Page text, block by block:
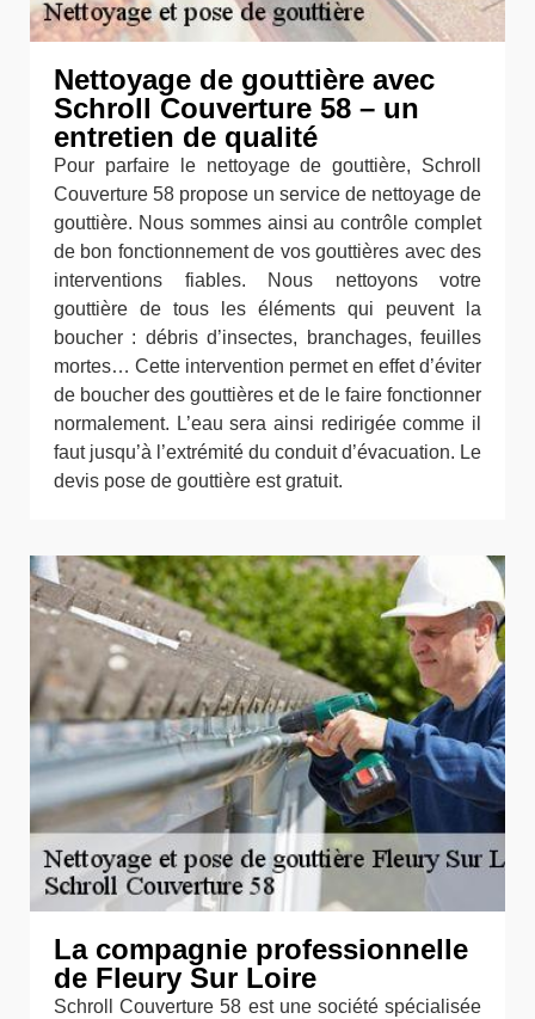
Nettoyage de gouttière avec
Schroll Couverture 58 – un
entretien de qualité
Pour parfaire le nettoyage de gouttière, Schroll
Couverture 58 propose un service de nettoyage de
gouttière. Nous sommes ainsi au contrôle complet
de bon fonctionnement de vos gouttières avec des
interventions fiables. Nous nettoyons votre
gouttière de tous les éléments qui peuvent la
boucher : débris d’insectes, branchages, feuilles
mortes… Cette intervention permet en effet d’éviter
de boucher des gouttières et de le faire fonctionner
normalement. L’eau sera ainsi redirigée comme il
faut jusqu’à l’extrémité du conduit d’évacuation. Le
devis pose de gouttière est gratuit.
La compagnie professionnelle
de Fleury Sur Loire
Schroll Couverture 58 est une société spécialisée